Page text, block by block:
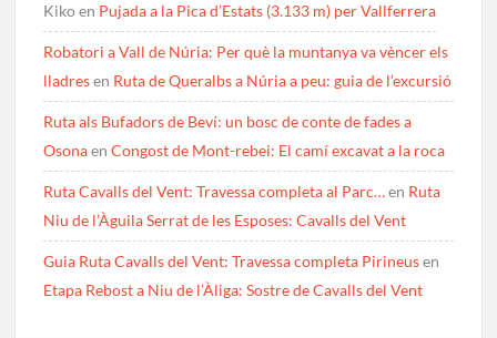
Kikoen Pujada a la Pica d’Estats (3.133 m) per Vallferrera
Robatori a Vall de Núria: Per què la muntanya va vèncer els
lladresen Ruta de Queralbs a Núria a peu: guia de l’excursió
Ruta als Bufadors de Beví: un bosc de conte de fades a
OsonaenCongost de Mont-rebei: El camí excavat a la roca
Ruta Cavalls del Vent: Travessa completa al Parc…en Ruta
Niu de l’Àguila Serrat de les Esposes: Cavalls del Vent
Guia Ruta Cavalls del Vent: Travessa completa Pirineusen
Etapa Rebost a Niu de l’Àliga: Sostre de Cavalls del Vent